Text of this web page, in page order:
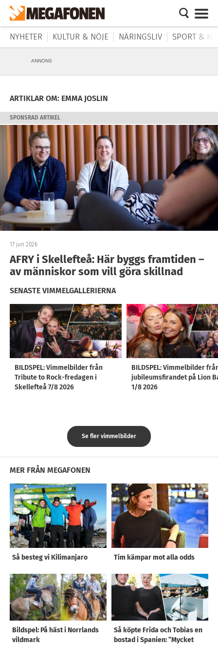
NYHETER KULTUR & NÖJE NÄRINGSLIV SPORT &
ANNONS
ARTIKLAR OM: EMMA JOSLIN
SPONSRAD ARTIKEL
17 jun 2026
AFRY i Skellefteå: Här byggs framtiden –
av människor som vill göra skillnad
SENASTE VIMMELGALLERIERNA
BILDSPEL: Vimmelbilder från
Tribute to Rock-fredagen i
Skellefteå 7/8 2026
BILDSPEL: Vimmelbilder
jubileumsfirandet på Lion
1/8 2026
Se fler vimmelbilder
MER FRÅN MEGAFONEN
Så besteg vi Kilimanjaro Tim kämpar mot alla odds
Bildspel: På häst i Norrlands
vildmark
Så köpte Frida och Tobias en
bostad i Spanien: ”Mycket